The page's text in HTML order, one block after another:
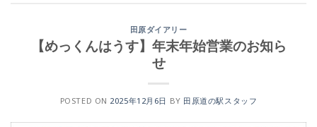
田原ダイアリー
【めっくんはうす】年末年始営業のお知ら
せ
POSTED ON 2025年12月6日 BY 田原道の駅スタッフ